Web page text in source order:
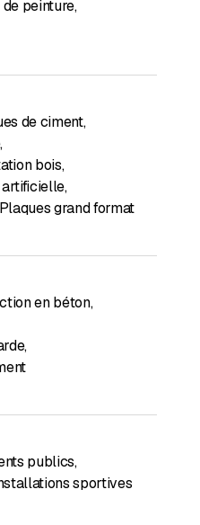
peinture,
de ciment,
,
bois,
artificielle,
Plaques grand format
en béton,
,
publics,
sportives